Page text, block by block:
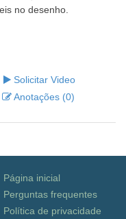
no desenho.
Solicitar Video
Anotações (0)
Página inicial
Perguntas frequentes
Política de privacidade